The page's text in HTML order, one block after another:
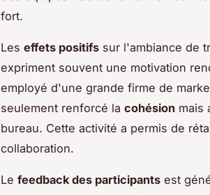
fort.
Les effets positifs sur l'ambiance de
expriment souvent une motivation
employé d'une grande firme de
seulement renforcé la cohésion mais
bureau. Cette activité a permis de
collaboration.
Le feedback des participants est